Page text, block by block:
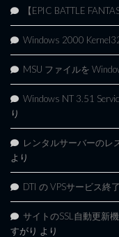
【EPIC BATTLE
Windows 2000
MSU ファイルを
Windows NT 3.51
り
レンタルサーバーのレ
より
DTI の VPSサービス終
サイトのSSL自動更新
すがり より